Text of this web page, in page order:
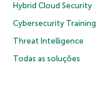
Hybrid Cloud Security
Cybersecurity Training
Threat Intelligence
Todas as soluções